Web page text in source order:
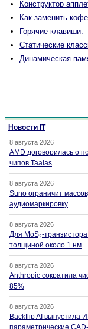
Конструктор
Как заменить
Горячие клавиши.
Статические
Динамическая
Новости IT
8 августа 2026
AMD договорилась о
чипов Taalas
8 августа 2026
Suno ограничит
аудиомаркировку
8 августа 2026
Для MoS₂-
толщиной около 1 нм
8 августа 2026
Anthropic сократила
85%
8 августа 2026
Backflip AI выпустила
параметрические